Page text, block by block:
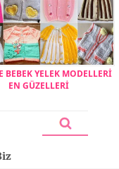
BEBEK YELEK MODELLERİ
EN GÜZELLERİ